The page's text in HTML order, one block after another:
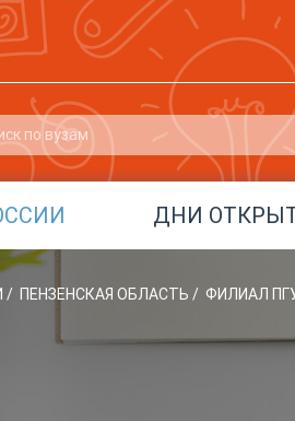
ДНИ
/ ПЕНЗЕНСКАЯ ОБЛАСТЬ / ФИЛИАЛ